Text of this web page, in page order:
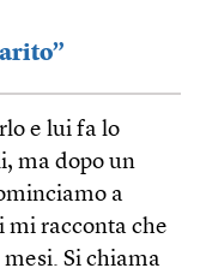
e lui fa lo
ma dopo un
a
mi racconta che
Si chiama